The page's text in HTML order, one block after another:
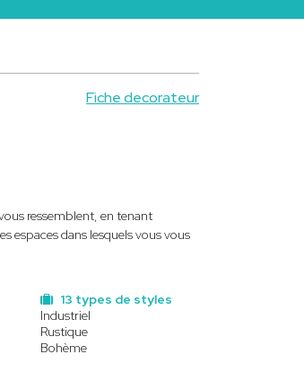
Fiche decorateur
ressemblent, en tenant
espaces dans lesquels vous vous
13 types de styles
Industriel
Rustique
Bohème